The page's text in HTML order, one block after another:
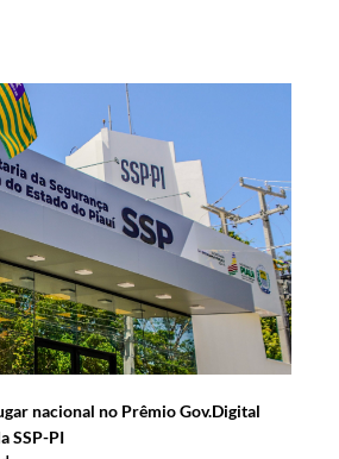
nacional no Prêmio Gov.Digital
SSP-PI